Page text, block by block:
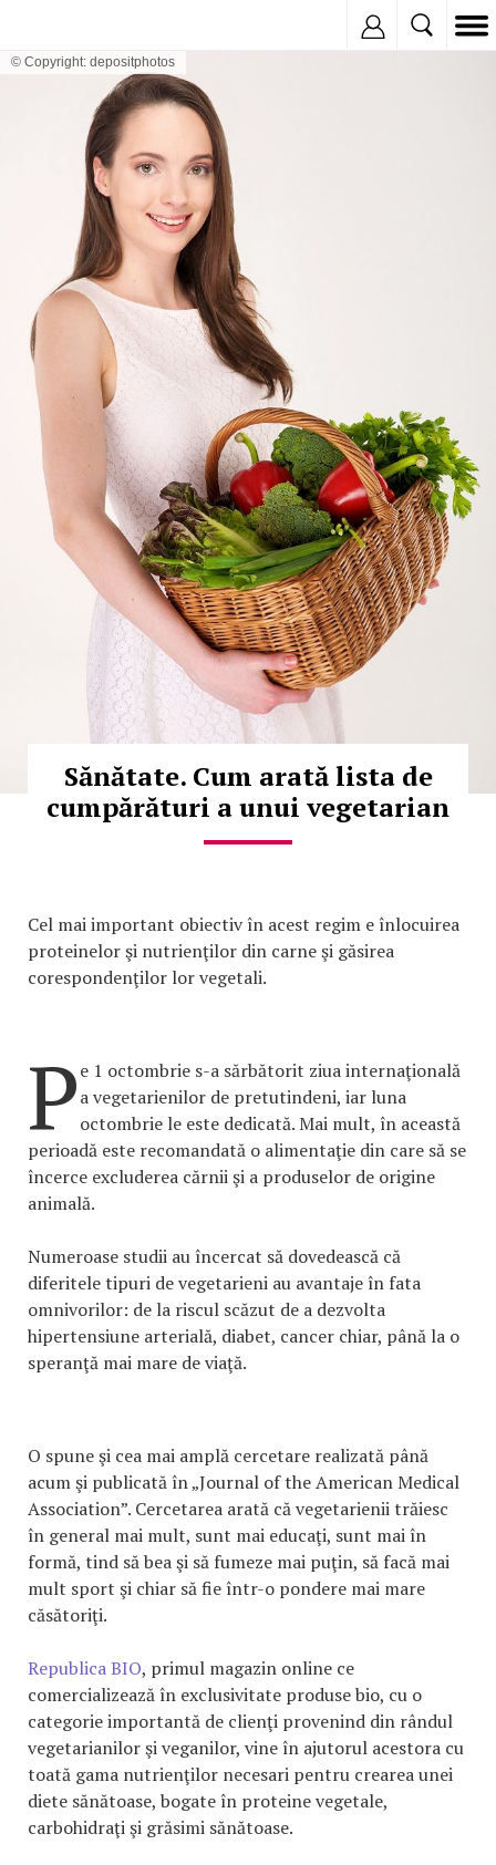
© Copyright: depositphotos
Sănătate. Cum arată lista de
cumpărături a unui vegetarian
Cel mai important obiectiv în acest regim e înlocuirea
proteinelor şi nutrienţilor din carne şi găsirea
corespondenţilor lor vegetali.
Pe 1 octombrie s-a sărbătorit ziua internaţională
a vegetarienilor de pretutindeni, iar luna
octombrie le este dedicată. Mai mult, în această
perioadă este recomandată o alimentaţie din care să se
încerce excluderea cărnii şi a produselor de origine
animală.
Numeroase studii au încercat să dovedească că
diferitele tipuri de vegetarieni au avantaje în fata
omnivorilor: de la riscul scăzut de a dezvolta
hipertensiune arterială, diabet, cancer chiar, până la o
speranţă mai mare de viaţă.
O spune şi cea mai amplă cercetare realizată până
acum şi publicată în „Journal of the American Medical
Association”. Cercetarea arată că vegetarienii trăiesc
în general mai mult, sunt mai educaţi, sunt mai în
formă, tind să bea şi să fumeze mai puţin, să facă mai
mult sport şi chiar să fie într-o pondere mai mare
căsătoriţi.
Republica BIO, primul magazin online ce
comercializează în exclusivitate produse bio, cu o
categorie importantă de clienţi provenind din rândul
vegetarianilor şi veganilor, vine în ajutorul acestora cu
toată gama nutrienţilor necesari pentru crearea unei
diete sănătoase, bogate în proteine vegetale,
carbohidraţi şi grăsimi sănătoase.